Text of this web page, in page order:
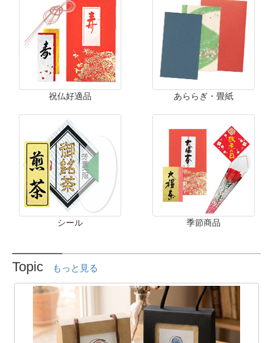
祝仏好適品 あららぎ・畳紙
シール 季節商品
Topic もっと見る